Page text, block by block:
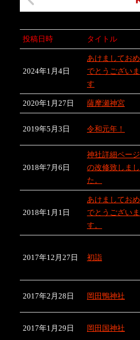
投稿日時 タイトル
2024年1月4日
あけましておめ
でとうございま
す
2020年1月27日 薩摩瀬神宮
2019年5月3日 令和元年！
2018年7月6日
神社詳細ページ
の改修致しまし
た。
2018年1月1日
あけましておめ
でとうございま
す。
2017年12月27日 初詣
2017年2月28日 岡田鴨神社
2017年1月29日 岡田国神社